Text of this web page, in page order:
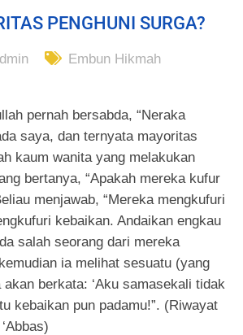
PENGHUNI SURGA?
Embun Hikmah
pernah bersabda, “Neraka
saya, dan ternyata mayoritas
kaum wanita yang melakukan
bertanya, “Apakah mereka kufur
menjawab, “Mereka mengkufuri
kebaikan. Andaikan engkau
salah seorang dari mereka
ia melihat sesuatu (yang
berkata: ‘Aku samasekali tidak
kebaikan pun padamu!”. (Riwayat